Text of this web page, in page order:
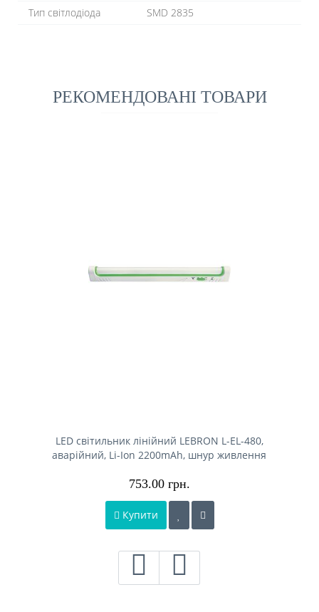
Тип світлодіода SMD 2835
РЕКОМЕНДОВАНІ ТОВАРИ
LED світильник лінійний LEBRON L-EL-480,
аварійний, Li-Ion 2200mAh, шнур живлення
753.00 грн.
Купити